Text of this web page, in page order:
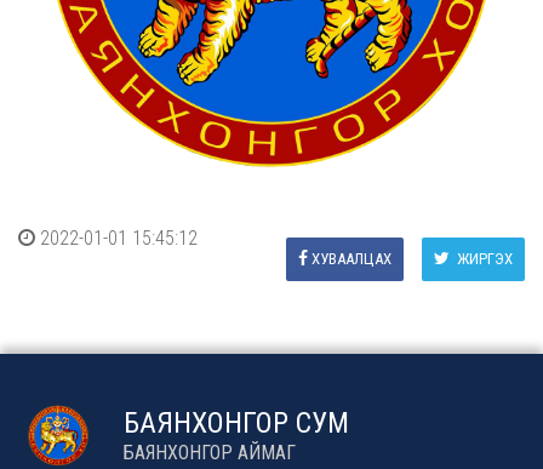
2022-01-01 15:45:12
ЖИРГЭХ
ХУВААЛЦАХ
БАЯНХОНГОР СУМ
БАЯНХОНГОР АЙМАГ